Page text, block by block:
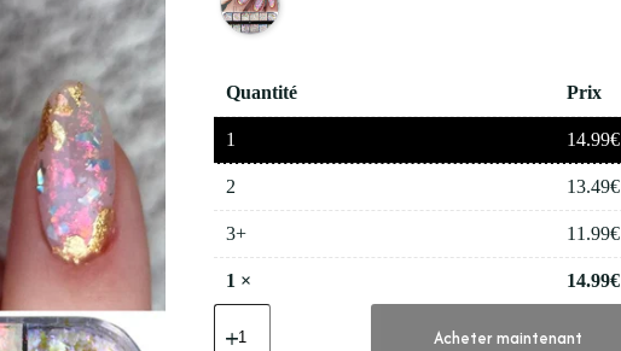
Quantité Prix
1 14.99€
2 13.49€
3+ 11.99€
1 × 14.99€
quantité
de
Acheter maintenant